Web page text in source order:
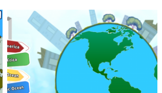
Continentes y océanos